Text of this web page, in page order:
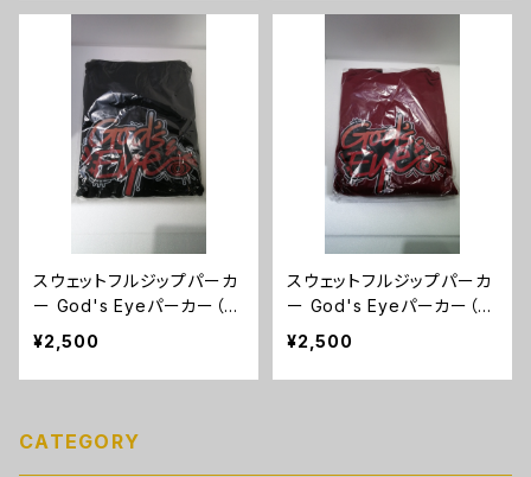
スウェットフルジップパーカ
ー God's Eyeパーカー（ブ
ラック）XLサイズ
¥2,500
スウェットフルジップパーカ
ー God's Eyeパーカー（バ
ーガンディ）XLサイズ
¥2,500
CATEGORY